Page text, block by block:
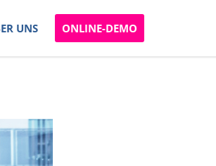
UNS ONLINE-DEMO